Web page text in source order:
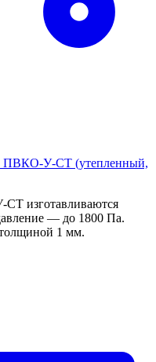
ПВКО-У-СТ (утепленный,
изготавливаются
— до 1800 Па.
1 мм.